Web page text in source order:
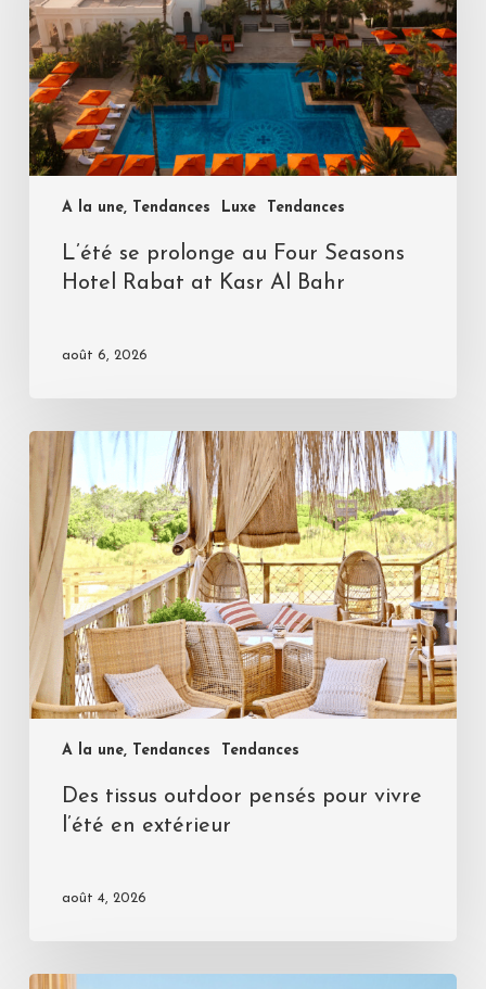
A la une, Tendances Luxe Tendances
L’été se prolonge au Four Seasons
Hotel Rabat at Kasr Al Bahr
août 6, 2026
A la une, Tendances Tendances
Des tissus outdoor pensés pour vivre
l’été en extérieur
août 4, 2026